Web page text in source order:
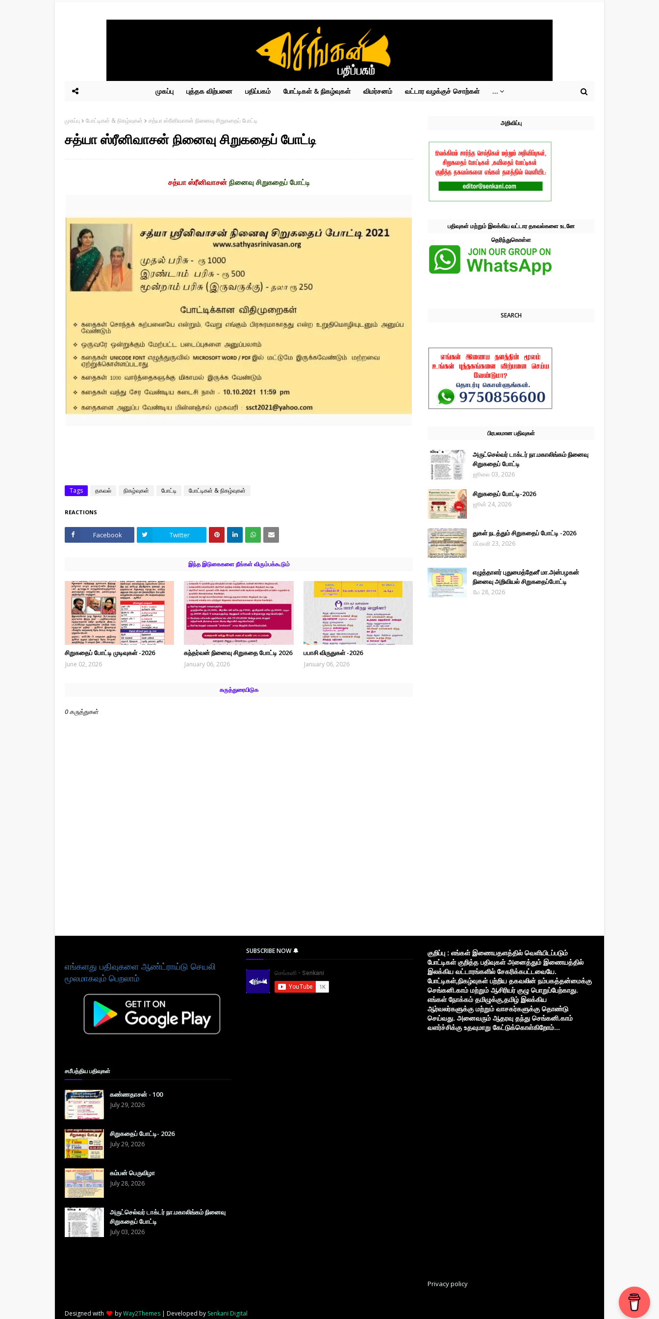
முகப்பு புத்தக விற்பனை பதிப்பகம் போட்டிகள் & நிகழ்வுகள் விமர்சனம் வட்டார வழக்குச் சொற்கள் ...
முகப்பு போட்டிகள் & நிகழ்வுகள் சத்யா ஸ்ரீனிவாசன் நினைவு சிறுகதைப் போட்டி
சத்யா ஸ்ரீனிவாசன் நினைவு சிறுகதைப் போட்டி
சத்யா ஸ்ரீனிவாசன் நினைவு சிறுகதைப் போட்டி
Tags தகவல் நிகழ்வுகள் போட்டி போட்டிகள் & நிகழ்வுகள்
REACTIONS
Facebook Twitter
இந்த இடுகைகளை நீங்கள் விரும்பக்கூடும்
சிறுகதைப் போட்டி முடிவுகள் -2026
June 02, 2026
கந்தர்வன் நினைவு சிறுகதை போட்டி 2026
January 06, 2026
பபாசி விருதுகள் -2026
January 06, 2026
கருத்துரையிடுக
0 கருத்துகள்
அறிவிப்பு
பதிவுகள் மற்றும் இலக்கிய வட்டார தகவல்களை உடனே
தெரிந்துகொள்ள
SEARCH
பிரபலமான பதிவுகள்
அருட்செல்வர் டாக்டர் நா.மகாலிங்கம் நினைவு
சிறுகதைப் போட்டி
ஜூலை 03, 2026
சிறுகதைப் போட்டி-2026
ஜூன் 24, 2026
துகள் நடத்தும் சிறுகதைப் போட்டி -2026
பிப்ரவரி 23, 2026
எழுத்தாளர் புதுமைத்தேனீ மா.அன்பழகன்
நினைவு அறிவியல் சிறுகதைப்போட்டி
மே 28, 2026
எங்களது பதிவுகளை ஆண்ட்ராய்டு செயலி
மூலமாகவும் பெறலாம்
சமீபத்திய பதிவுகள்
கண்ணதாசன் - 100
July 29, 2026
சிறுகதைப் போட்டி- 2026
July 29, 2026
கம்பன் பெருவிழா
July 28, 2026
அருட்செல்வர் டாக்டர் நா.மகாலிங்கம் நினைவு
சிறுகதைப் போட்டி
July 03, 2026
SUBSCRIBE NOW 🔔
குறிப்பு : எங்கள் இணையதளத்தில் வெளியிடப்படும்
போட்டிகள் குறித்த பதிவுகள் அனைத்தும் இணையத்தில்
இலக்கிய வட்டாரங்களில் சேகரிக்கபட்டவையே.
போட்டிகள்,நிகழ்வுகள் பற்றிய தகவலின் நம்பகத்தன்மைக்கு
செங்கனி.காம் மற்றும் ஆசிரியர் குழு பொறுப்பேற்காது.
எங்கள் நோக்கம் தமிழுக்கு,தமிழ் இலக்கிய
ஆர்வலர்களுக்கு மற்றும் வாசகர்களுக்கு தொண்டு
செய்வது. அனைவரும் ஆதரவு தந்து செங்கனி.காம்
வளர்ச்சிக்கு உதவுமாறு கேட்டுக்கொள்கிறோம்...
Privacy policy
Designed with byWay2Themes | Developed by Senkani Digital